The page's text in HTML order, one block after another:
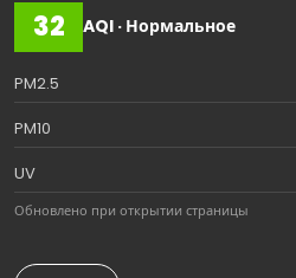
32 AQI · Нормальное
PM2.5
PM10
UV
Обновлено при открытии страницы